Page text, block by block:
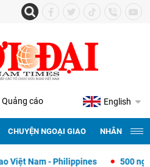
Quảng cáo English
CHUYỆN NGOẠI GIAO NHÂN
500 ngày đêm tìm